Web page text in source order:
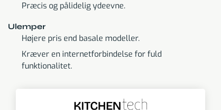
Præcis og pålidelig ydeevne.
Ulemper
Højere pris end basale modeller.
Kræver en internetforbindelse for fuld
funktionalitet.